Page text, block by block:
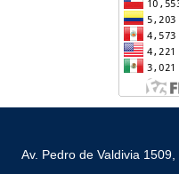
Av. Pedro de Valdivia